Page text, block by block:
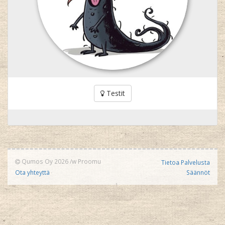
Testit
Qumos Oy 2026/w Proomu
Ota yhteyttä
Tietoa Palvelusta
Säännöt